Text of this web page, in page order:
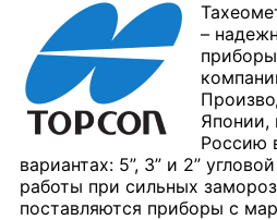
–
Японии,
Россию
вариантах: 5”, 3” и 2”
работы при сильных
поставляются приборы с